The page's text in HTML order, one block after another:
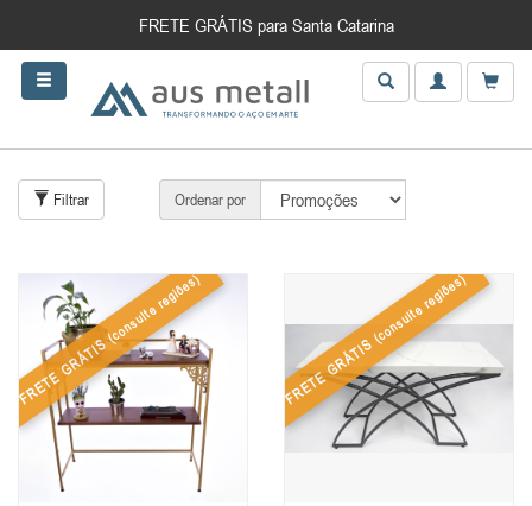
FRETE GRÁTIS para Santa Catarina
Filtrar Ordenar por
FRETE GRÁTIS
(consulte regiões)
FRETE GRÁTIS
(consulte regiões)